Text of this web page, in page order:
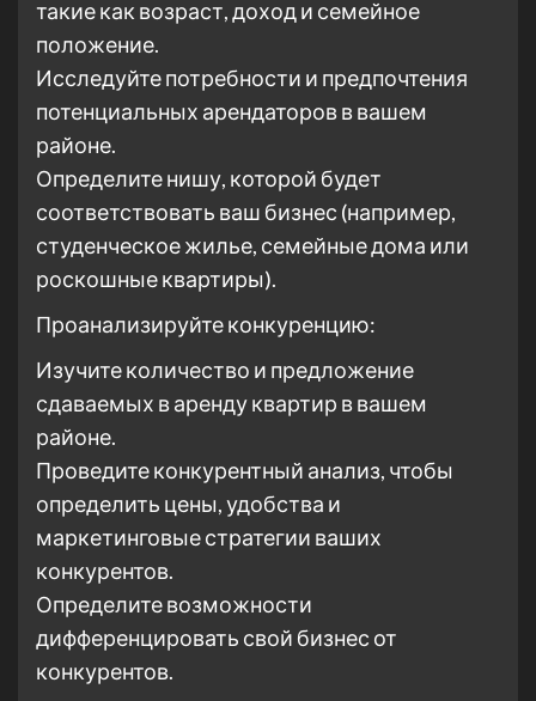
такие как возраст, доход и семейное
положение.
Исследуйте потребности и предпочтения
потенциальных арендаторов в вашем
районе.
Определите нишу, которой будет
соответствовать ваш бизнес (например,
студенческое жилье, семейные дома или
роскошные квартиры).
Проанализируйте конкуренцию:
Изучите количество и предложение
сдаваемых в аренду квартир в вашем
районе.
Проведите конкурентный анализ, чтобы
определить цены, удобства и
маркетинговые стратегии ваших
конкурентов.
Определите возможности
дифференцировать свой бизнес от
конкурентов.